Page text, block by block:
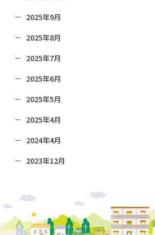
2025年9月
2025年8月
2025年7月
2025年6月
2025年5月
2025年4月
2024年4月
2023年12月